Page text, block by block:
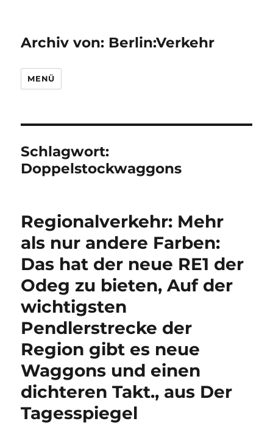
Archiv von: Berlin:Verkehr
MENÜ
Schlagwort:
Doppelstockwaggons
Regionalverkehr: Mehr
als nur andere Farben:
Das hat der neue RE1 der
Odeg zu bieten, Auf der
wichtigsten
Pendlerstrecke der
Region gibt es neue
Waggons und einen
dichteren Takt., aus Der
Tagesspiegel